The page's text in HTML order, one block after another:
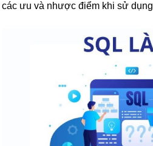
các ưu và nhược điểm khi sử